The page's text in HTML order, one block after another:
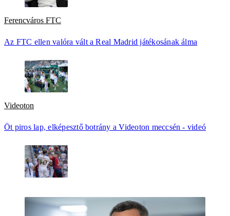
Ferencváros FTC
Az FTC ellen valóra vált a Real Madrid játékosának álma
Videoton
Öt piros lap, elképesztő botrány a Videoton meccsén - videó